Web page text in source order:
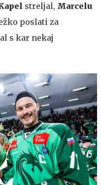
streljal, Marcelu
poslati za
s kar nekaj